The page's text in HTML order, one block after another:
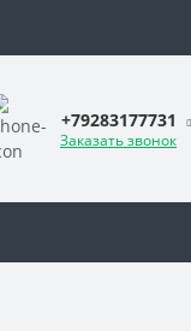
+79283177731
Заказать звонок